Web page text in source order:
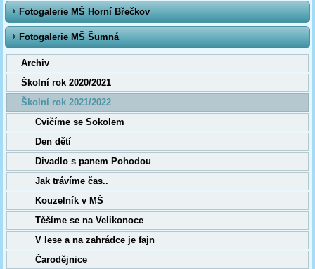
Fotogalerie MŠ Horní Břečkov
Fotogalerie MŠ Šumná
Archiv
Školní rok 2020/2021
Školní rok 2021/2022
Cvičíme se Sokolem
Den dětí
Divadlo s panem Pohodou
Jak trávíme čas..
Kouzelník v MŠ
Těšíme se na Velikonoce
V lese a na zahrádce je fajn
Čarodějnice